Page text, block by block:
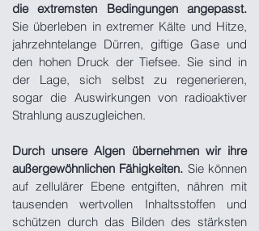
die extremsten Bedingungen angepasst.
Sie überleben in extremer Kälte und Hitze,
jahrzehntelange Dürren, giftige Gase und
den hohen Druck der Tiefsee. Sie sind in
der Lage, sich selbst zu regenerieren,
sogar die Auswirkungen von radioaktiver
Strahlung auszugleichen.
Durch unsere Algen übernehmen wir ihre
außergewöhnlichen Fähigkeiten. Sie können
auf zellulärer Ebene entgiften, nähren mit
tausenden wertvollen Inhaltsstoffen und
schützen durch das Bilden des stärksten